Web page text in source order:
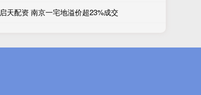
启天配资 南京一宅地溢价超23%成交